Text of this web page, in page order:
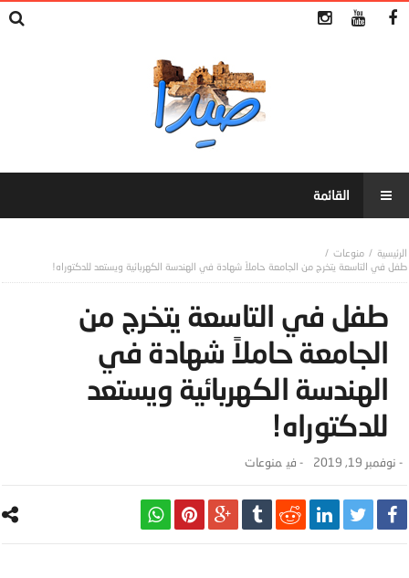
منوعات
طفل في التاسعة يتخرج من الجامعة حاملاً شهادة في الهندسة الكهربائية ويستعد للدكتوراه!
طفل في التاسعة يتخرج من
الجامعة حاملاً شهادة في
الهندسة الكهربائية ويستعد
للدكتوراه!
- نوفمبر 19, 2019 - ‎في منوعات